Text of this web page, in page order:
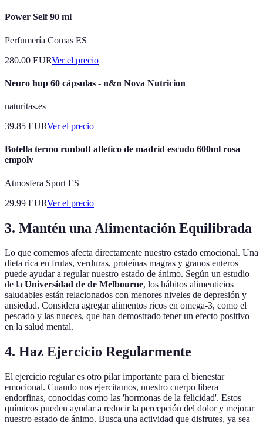
Power Self 90 ml
Perfumería Comas ES
280.00 EURVer el precio
Neuro hup 60 cápsulas - n&n Nova Nutricion
naturitas.es
39.85 EURVer el precio
Botella termo runbott atletico de madrid escudo 600ml rosa
empolv
Atmosfera Sport ES
29.99 EURVer el precio
3. Mantén una Alimentación Equilibrada
Lo que comemos afecta directamente nuestro estado emocional. Una
dieta rica en frutas, verduras, proteínas magras y granos enteros
puede ayudar a regular nuestro estado de ánimo. Según un estudio
de la Universidad de de Melbourne, los hábitos alimenticios
saludables están relacionados con menores niveles de depresión y
ansiedad. Considera agregar alimentos ricos en omega-3, como el
pescado y las nueces, que han demostrado tener un efecto positivo
en la salud mental.
4. Haz Ejercicio Regularmente
El ejercicio regular es otro pilar importante para el bienestar
emocional. Cuando nos ejercitamos, nuestro cuerpo libera
endorfinas, conocidas como las 'hormonas de la felicidad'. Estos
químicos pueden ayudar a reducir la percepción del dolor y mejorar
nuestro estado de ánimo. Busca una actividad que disfrutes, ya sea